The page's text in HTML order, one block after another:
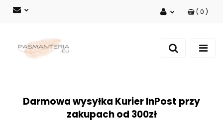
Zarejestruj się
( 0 )
Darmowa wysyłka Kurier InPost przy
zakupach od 300zł